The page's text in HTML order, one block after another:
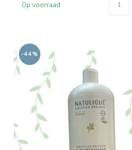
Op voorraad
-44%